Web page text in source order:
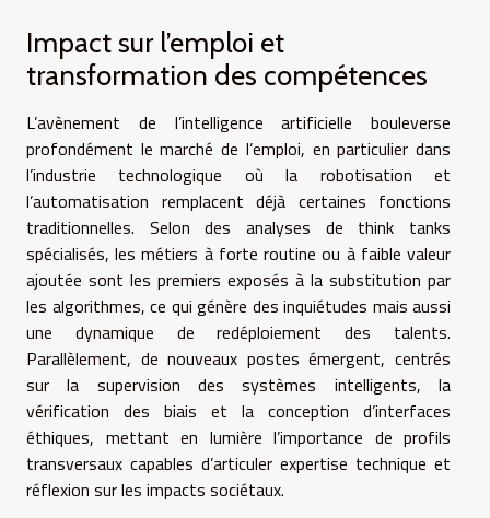
Impact sur l’emploi et
transformation des compétences
L’avènement de l’intelligence artificielle bouleverse
profondément le marché de l’emploi, en particulier dans
l’industrie technologique où la robotisation et
l’automatisation remplacent déjà certaines fonctions
traditionnelles. Selon des analyses de think tanks
spécialisés, les métiers à forte routine ou à faible valeur
ajoutée sont les premiers exposés à la substitution par
les algorithmes, ce qui génère des inquiétudes mais aussi
une dynamique de redéploiement des talents.
Parallèlement, de nouveaux postes émergent, centrés
sur la supervision des systèmes intelligents, la
vérification des biais et la conception d’interfaces
éthiques, mettant en lumière l’importance de profils
transversaux capables d’articuler expertise technique et
réflexion sur les impacts sociétaux.